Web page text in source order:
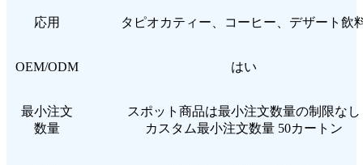
応用 タピオカティー、コーヒー、デザート飲
OEM/ODM はい
最小注文
数量
スポット商品は最小注文数量の制限なし
カスタム最小注文数量 50カートン